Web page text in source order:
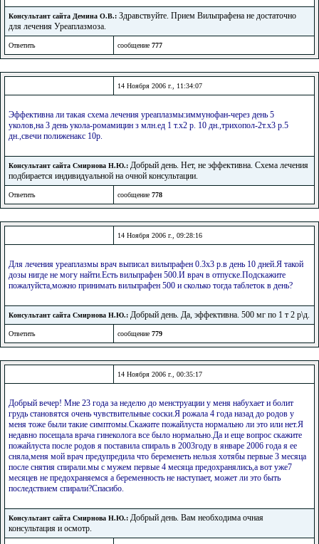
Консультант сайта Демина О.В.: Здравствуйте. Прием Вильпрафена не достаточно
для лечения Уреаплазмоза.
Ответить сообщение 777
14 Ноября 2006 г., 11:34:07
Эффективна ли такая схема лечения уреаплазмы:иммунофан-через день 5
уколов,на 3 день укола-ромамицин з млн.ед 1 т.х2 р. 10 дн.,трихопол-2т.х3 р.5
дн.,свечи полиженакс 10р.
Консультант сайта Смирнова Н.Ю.: Добрый день. Нет, не эффективна. Схема лечения
подбирается индивидуальной на очной консультации.
Ответить сообщение 778
14 Ноября 2006 г., 09:28:16
Для лечения уреаплазмы врач выписал вильпрафен 0.3х3 р.в день 10 дней.Я такой
дозы нигде не могу найти.Есть вильпрафен 500.И врач в отпуске.Подскажите
пожалуйста,можно принимать вильпрафен 500 и сколько тогда таблеток в день?
Консультант сайта Смирнова Н.Ю.: Добрый день. Да, эффективна. 500 мг по 1 т 2 р\д.
Ответить сообщение 779
14 Ноября 2006 г., 00:35:17
Добрый вечер! Мне 23 года за неделю до менструации у меня набухает и болит
грудь становятся очень чувствительные соски.Я рожала 4 года назад до родов у
меня тоже были такие симптомы.Скажите пожайлуста нормально ли это или нет.Я
недавно посещала врача гинеколога все было нормально.Да и еще вопрос скажите
пожайлуста после родов я поставила спираль в 2003году в январе 2006 года я ее
сняла,меня мой врач предупредила что беременеть нельзя хотябы первые 3 месяца
после снятия спирали.мы с мужем первые 4 месяца предохранялись,а вот уже7
месяцев не предохраняемся а беременность не наступает, может ли это быть
последствием спирали?Спасибо.
Консультант сайта Смирнова Н.Ю.: Добрый день. Вам необходима очная
консультация и осмотр.